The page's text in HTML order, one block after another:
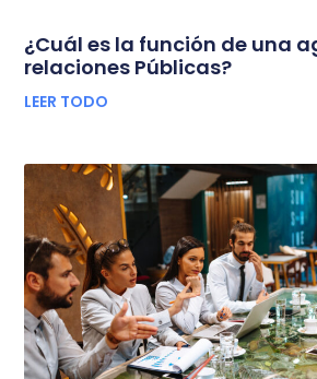
¿Cuál es la función de una
relaciones Públicas?
LEER TODO